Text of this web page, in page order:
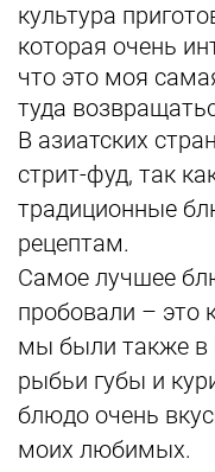
культура
которая очень
что это моя
туда
В азиатских
стрит-фуд, так
традиционные
рецептам.
Самое лучшее
пробовали – это
мы были также в
рыбьи губы и
блюдо очень
моих любимых.